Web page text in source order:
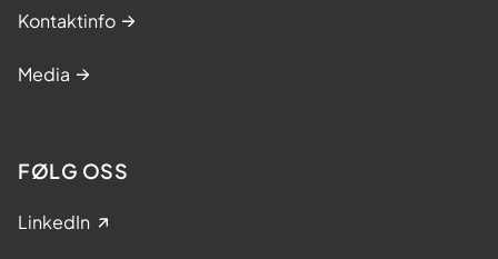
Kontaktinfo
Media
FØLG OSS
LinkedIn